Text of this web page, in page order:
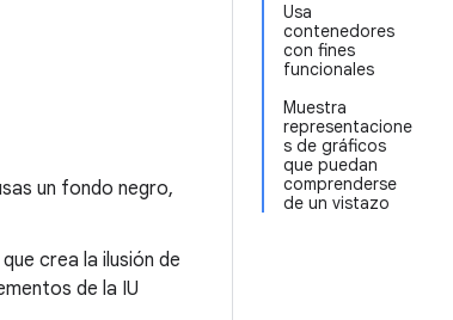
Usa
contenedores
con fines
funcionales
Muestra
representacione
s de gráficos
que puedan
comprenderse
de un vistazo
un fondo negro,
crea la ilusión de
de la IU